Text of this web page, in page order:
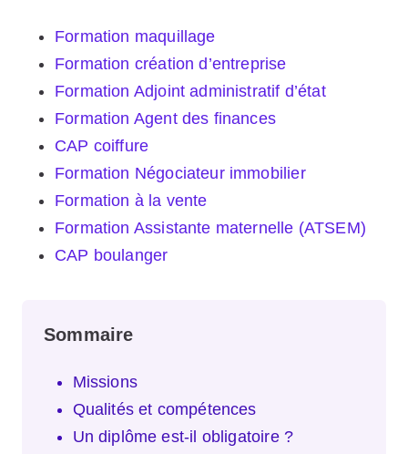
Formation maquillage
Formation création d’entreprise
Formation Adjoint administratif d’état
Formation Agent des finances
CAP coiffure
Formation Négociateur immobilier
Formation à la vente
Formation Assistante maternelle (ATSEM)
CAP boulanger
Sommaire
Missions
Qualités et compétences
Un diplôme est-il obligatoire ?